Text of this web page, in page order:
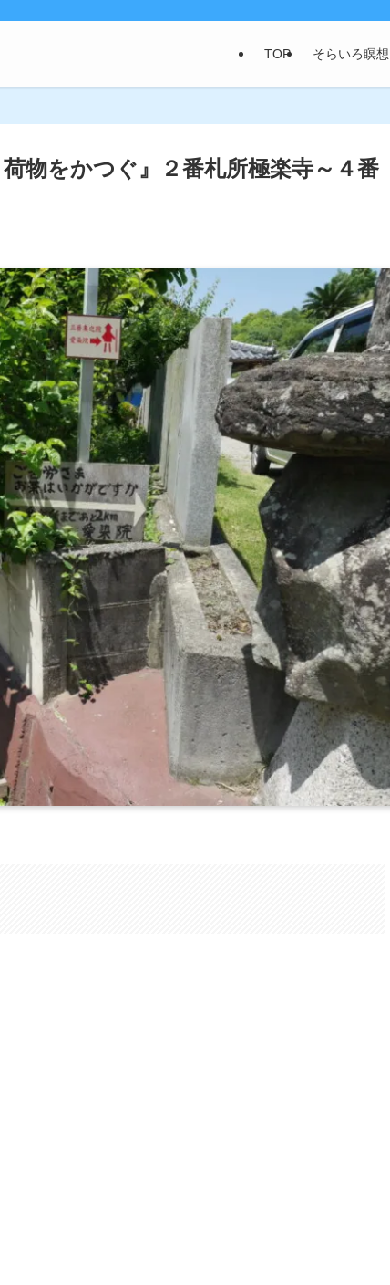
TOP そらいろ瞑
物をかつぐ』２番札所極楽寺～４番